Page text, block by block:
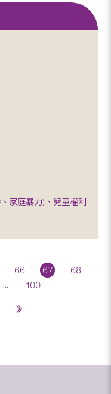
家庭暴力)、兒童權利
66 67
68
... 100